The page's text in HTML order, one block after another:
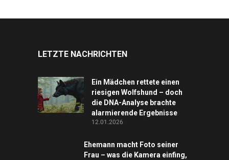
LETZTE NACHRICHTEN
Ein Mädchen rettete einen
riesigen Wolfshund – doch
die DNA-Analyse brachte
alarmierende Ergebnisse
12.01.2026
Ehemann macht Foto seiner
Frau – was die Kamera einfing,